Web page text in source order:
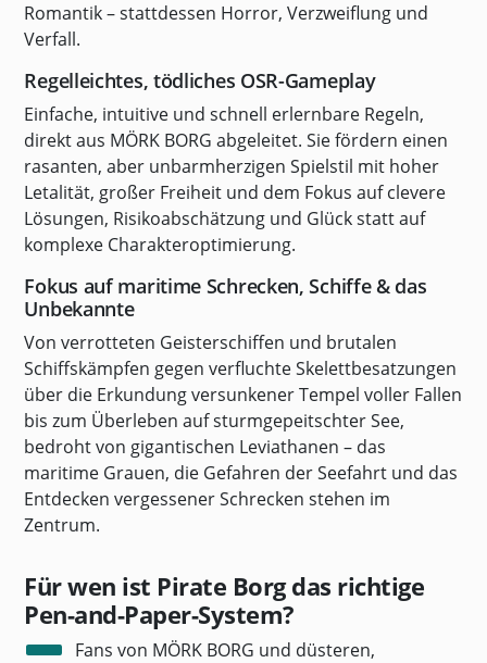
Romantik – stattdessen Horror, Verzweiflung und
Verfall.
Regelleichtes, tödliches OSR-Gameplay
Einfache, intuitive und schnell erlernbare Regeln,
direkt aus MÖRK BORG abgeleitet. Sie fördern einen
rasanten, aber unbarmherzigen Spielstil mit hoher
Letalität, großer Freiheit und dem Fokus auf clevere
Lösungen, Risikoabschätzung und Glück statt auf
komplexe Charakteroptimierung.
Fokus auf maritime Schrecken, Schiffe & das
Unbekannte
Von verrotteten Geisterschiffen und brutalen
Schiffskämpfen gegen verfluchte Skelettbesatzungen
über die Erkundung versunkener Tempel voller Fallen
bis zum Überleben auf sturmgepeitschter See,
bedroht von gigantischen Leviathanen – das
maritime Grauen, die Gefahren der Seefahrt und das
Entdecken vergessener Schrecken stehen im
Zentrum.
Für wen ist Pirate Borg das richtige
Pen-and-Paper-System?
Fans von MÖRK BORG und düsteren,